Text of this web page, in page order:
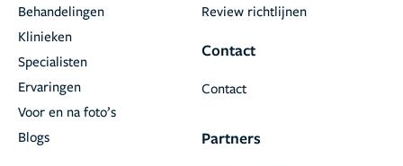
Behandelingen
Klinieken
Specialisten
Ervaringen
Voor en na foto’s
Blogs
Review richtlijnen
Contact
Contact
Partners